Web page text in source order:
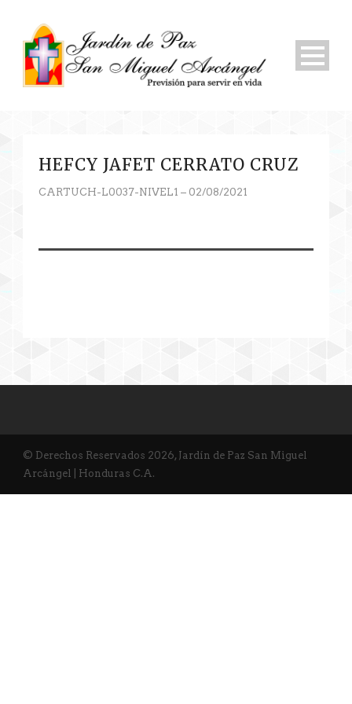
HEFCY JAFET CERRATO CRUZ
CARTUCH-L0037-NIVEL1 – 02/08/2021
© Derechos Reservados 2026, Jardín de Paz San Miguel
Arcángel | Honduras C.A.